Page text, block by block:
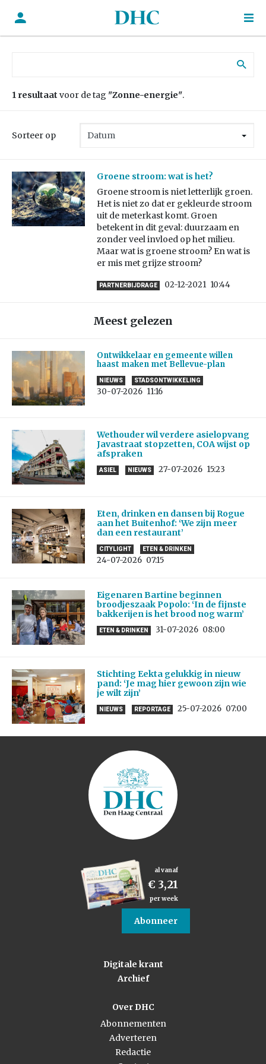
1 resultaat voor de tag "Zonne-energie".
Sorteer op
Groene stroom: wat is het?
Groene stroom is niet letterlijk groen.
Het is niet zo dat er gekleurde stroom
uit de meterkast komt. Groen
betekent in dit geval: duurzaam en
zonder veel invloed op het milieu.
Maar wat is groene stroom? En wat is
er mis met grijze stroom?
PARTNERBIJDRAGE 02-12-2021 10:44
Meest gelezen
Ontwikkelaar en gemeente willen
haast maken met Bellevue-plan
NIEUWS STADSONTWIKKELING
30-07-2026 11:16
Wethouder wil verdere asielopvang
Javastraat stopzetten, COA wijst op
afspraken
ASIEL NIEUWS 27-07-2026 15:23
Eten, drinken en dansen bij Rogue
aan het Buitenhof: ‘We zijn meer
dan een restaurant’
CITYLIGHT ETEN & DRINKEN
24-07-2026 07:15
Eigenaren Bartine beginnen
broodjeszaak Popolo: ‘In de fijnste
bakkerijen is het brood nog warm’
ETEN & DRINKEN 31-07-2026 08:00
Stichting Eekta gelukkig in nieuw
pand: ‘Je mag hier gewoon zijn wie
je wilt zijn’
NIEUWS REPORTAGE 25-07-2026 07:00
al vanaf
€ 3,21
per week
Abonneer
Digitale krant
Archief
Over DHC
Abonnementen
Adverteren
Redactie